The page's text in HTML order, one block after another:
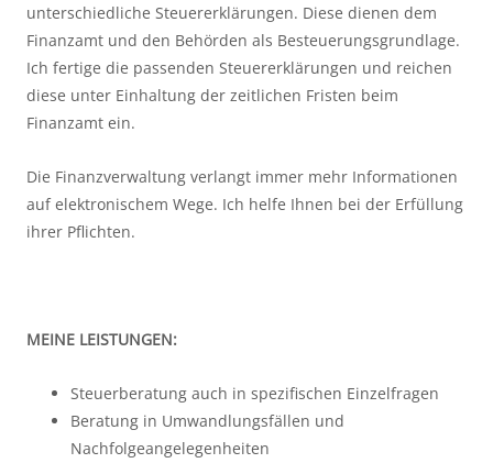
unterschiedliche Steuererklärungen. Diese dienen dem
Finanzamt und den Behörden als Besteuerungsgrundlage.
Ich fertige die passenden Steuererklärungen und reichen
diese unter Einhaltung der zeitlichen Fristen beim
Finanzamt ein.
Die Finanzverwaltung verlangt immer mehr Informationen
auf elektronischem Wege. Ich helfe Ihnen bei der Erfüllung
ihrer Pflichten.
MEINE LEISTUNGEN:
Steuerberatung auch in spezifischen Einzelfragen
Beratung in Umwandlungsfällen und
Nachfolgeangelegenheiten